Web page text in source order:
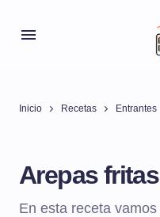
Inicio Recetas Entrantes
Arepas fritas
En esta receta